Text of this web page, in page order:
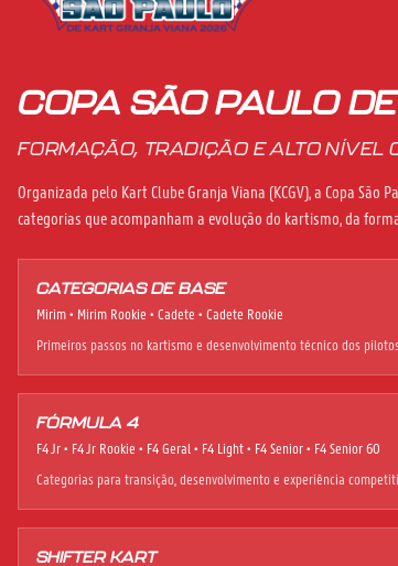
COPA SÃO PAULO
FORMAÇÃO, TRADIÇÃO E ALTO NÍVEL
Organizada pelo Kart Clube Granja Viana (KCGV), a Copa São
categorias que acompanham a evolução do kartismo, da
CATEGORIAS DE BASE
Mirim • Mirim Rookie • Cadete • Cadete Rookie
Primeiros passos no kartismo e desenvolvimento técnico dos
FÓRMULA 4
F4 Jr • F4 Jr Rookie • F4 Geral • F4 Light • F4 Senior • F4 Senior 60
Categorias para transição, desenvolvimento e experiência
SHIFTER KART